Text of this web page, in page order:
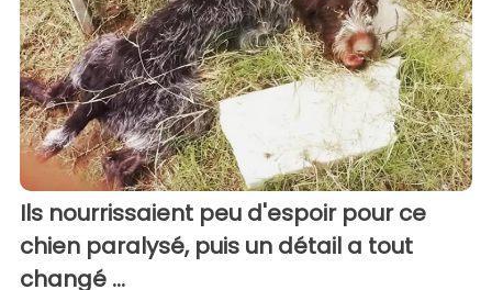
Ils nourrissaient peu d'espoir pour ce
chien paralysé, puis un détail a tout
changé ...